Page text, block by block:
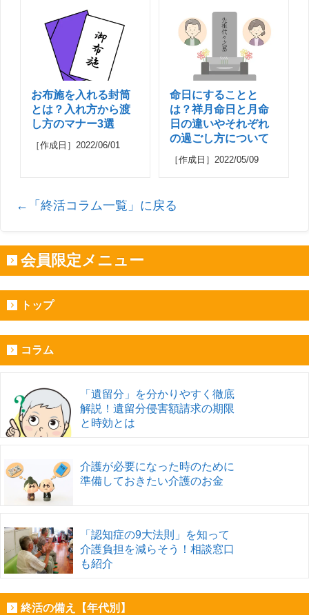
お布施を入れる封筒
とは？入れ方から渡
し方のマナー3選
［作成日］2022/06/01
命日にすることと
は？祥月命日と月命
日の違いやそれぞれ
の過ごし方について
［作成日］2022/05/09
←「終活コラム一覧」に戻る
会員限定メニュー
トップ
コラム
「遺留分」を分かりやすく徹底
解説！遺留分侵害額請求の期限
と時効とは
介護が必要になった時のために
準備しておきたい介護のお金
「認知症の9大法則」を知って
介護負担を減らそう！相談窓口
も紹介
終活の備え【年代別】